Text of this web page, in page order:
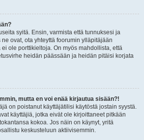
syitä. Ensin, varmista että tunnuksesi ja
ovat, ota yhteyttä foorumin ylläpitäjään
ole porttikieltoja. On myös mahdollista, että
heidän päässään ja heidän pitäisi korjata
mutta en voi enää kirjautua sisään?!
on poistanut käyttäjätilisi käytöstä jostain syystä.
käyttäjiä, jotka eivät ole kirjoittaneet pitkään
kokoa. Jos näin on käynyt, yritä
keskusteluun aktiivisemmin.